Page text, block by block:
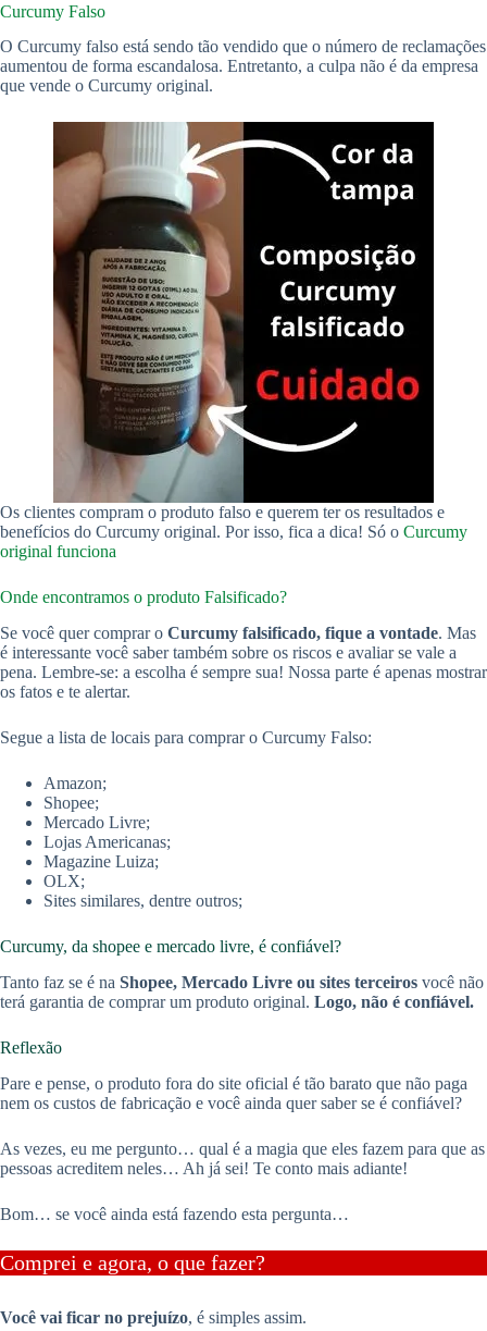
Curcumy Falso
O Curcumy falso está sendo tão vendido que o número de reclamações
aumentou de forma escandalosa. Entretanto, a culpa não é da empresa
que vende o Curcumy original.
Os clientes compram o produto falso e querem ter os resultados e
benefícios do Curcumy original. Por isso, fica a dica! Só o Curcumy
original funciona
Onde encontramos o produto Falsificado?
Se você quer comprar o Curcumy falsificado, fique a vontade. Mas
é interessante você saber também sobre os riscos e avaliar se vale a
pena. Lembre-se: a escolha é sempre sua! Nossa parte é apenas mostrar
os fatos e te alertar.
Segue a lista de locais para comprar o Curcumy Falso:
Amazon;
Shopee;
Mercado Livre;
Lojas Americanas;
Magazine Luiza;
OLX;
Sites similares, dentre outros;
Curcumy, da shopee e mercado livre, é confiável?
Tanto faz se é na Shopee, Mercado Livre ou sites terceiros você não
terá garantia de comprar um produto original. Logo, não é confiável.
Reflexão
Pare e pense, o produto fora do site oficial é tão barato que não paga
nem os custos de fabricação e você ainda quer saber se é confiável?
As vezes, eu me pergunto… qual é a magia que eles fazem para que as
pessoas acreditem neles… Ah já sei! Te conto mais adiante!
Bom… se você ainda está fazendo esta pergunta…
Comprei e agora, o que fazer?
Você vai ficar no prejuízo, é simples assim.